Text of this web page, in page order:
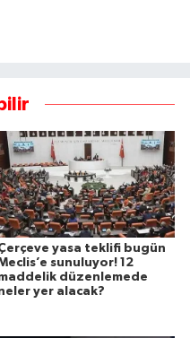
yasa teklifi bugün
sunuluyor! 12
düzenlemede
yer alacak?